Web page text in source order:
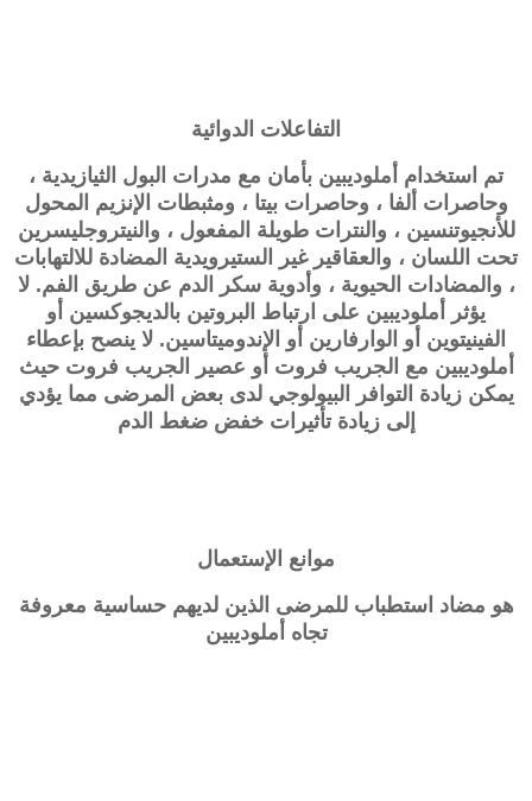
التفاعلات الدوائية
تم استخدام أملوديبين بأمان مع مدرات البول الثيازيدية ،
وحاصرات ألفا ، وحاصرات بيتا ، ومثبطات الإنزيم المحول
للأنجيوتنسين ، والنترات طويلة المفعول ، والنيتروجليسرين
تحت اللسان ، والعقاقير غير الستيرويدية المضادة للالتهابات
، والمضادات الحيوية ، وأدوية سكر الدم عن طريق الفم. لا
يؤثر أملوديبين على ارتباط البروتين بالديجوكسين أو
الفينيتوين أو الوارفارين أو الإندوميتاسين. لا ينصح بإعطاء
أملوديبين مع الجريب فروت أو عصير الجريب فروت حيث
يمكن زيادة التوافر البيولوجي لدى بعض المرضى مما يؤدي
إلى زيادة تأثيرات خفض ضغط الدم
موانع الإستعمال
هو مضاد استطباب للمرضى الذين لديهم حساسية معروفة
تجاه أملوديبين